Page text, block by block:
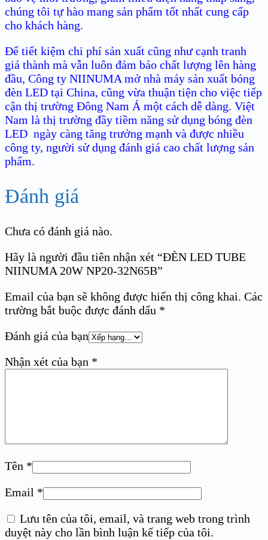
chúng tôi tự hào mang sản phẩm tốt nhất cung cấp
cho khách hàng.
Để tiết kiệm chi phí sản xuất cũng như cạnh tranh
giá thành mà vẫn luôn đảm bảo chất lượng lên hàng
đầu, Công ty NIINUMA mở nhà máy sản xuất bóng
đèn LED tại China, cũng vừa thuận tiện cho việc tiếp
cận thị trường Đông Nam Á một cách dễ dàng. Việt
Nam là thị trường đầy tiềm năng sử dụng bóng đèn
LED ngày càng tăng trưởng mạnh và được nhiều
công ty, người sử dụng đánh giá cao chất lượng sản
phẩm.
Đánh giá
Chưa có đánh giá nào.
Hãy là người đầu tiên nhận xét “ĐÈN LED TUBE
NIINUMA 20W NP20-32N65B”
Email của bạn sẽ không được hiển thị công khai. Các
trường bắt buộc được đánh dấu *
Đánh giá của bạn
Nhận xét của bạn *
Tên *
Email *
Lưu tên của tôi, email, và trang web trong trình
duyệt này cho lần bình luận kế tiếp của tôi.